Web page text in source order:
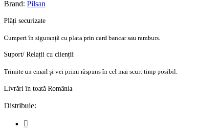
Brand: Pilsan
Plăți securizate
Cumperi în siguranță cu plata prin card bancar sau ramburs.
Suport/ Relații cu clienții
Trimite un email și vei primi răspuns în cel mai scurt timp posibil.
Livrări în toată România
Distribuie: